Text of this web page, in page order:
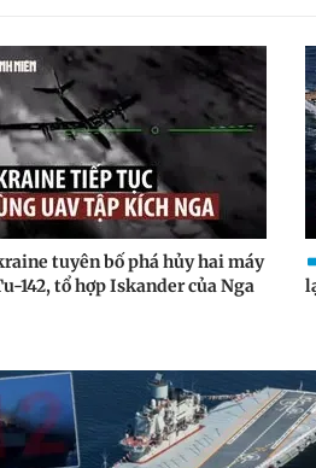
tuyên bố phá hủy hai máy
142, tổ hợp Iskander của Nga